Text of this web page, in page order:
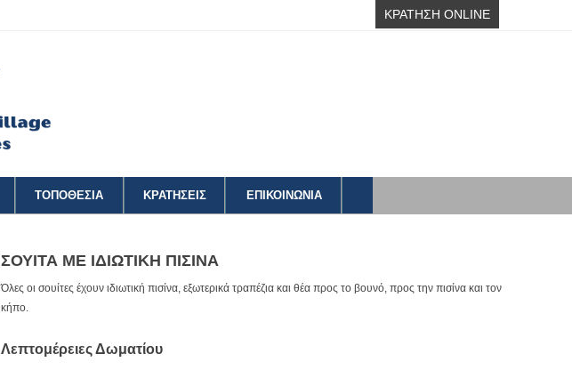
ΚΡΑΤΗΣΗ ONLINE
ΤΟΠΟΘΕΣΙΑ ΚΡΑΤΗΣΕΙΣ ΕΠΙΚΟΙΝΩΝΙΑ
ΣΟΥΙΤΑ ΜΕ ΙΔΙΩΤΙΚΗ ΠΙΣΙΝΑ
Όλες οι σουίτες έχουν ιδιωτική πισίνα, εξωτερικά τραπέζια και θέα προς το βουνό, προς την πισίνα και τον
κήπο.
Λεπτομέρειες Δωματίου